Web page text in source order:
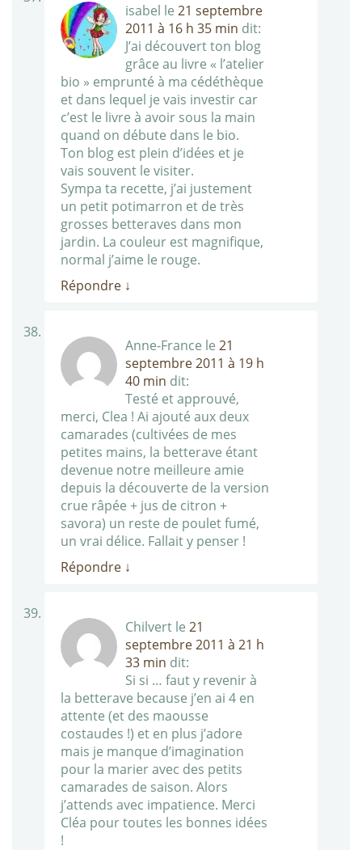
isabel le 21 septembre
2011 à 16 h 35 min dit:
J’ai découvert ton blog
grâce au livre « l’atelier
bio » emprunté à ma cédéthèque
et dans lequel je vais investir car
c’est le livre à avoir sous la main
quand on débute dans le bio.
Ton blog est plein d’idées et je
vais souvent le visiter.
Sympa ta recette, j’ai justement
un petit potimarron et de très
grosses betteraves dans mon
jardin. La couleur est magnifique,
normal j’aime le rouge.
Répondre ↓
Anne-France le 21
septembre 2011 à 19 h
40 min dit:
Testé et approuvé,
merci, Clea ! Ai ajouté aux deux
camarades (cultivées de mes
petites mains, la betterave étant
devenue notre meilleure amie
depuis la découverte de la version
crue râpée + jus de citron +
savora) un reste de poulet fumé,
un vrai délice. Fallait y penser !
Répondre ↓
Chilvert le 21
septembre 2011 à 21 h
33 min dit:
Si si … faut y revenir à
la betterave because j’en ai 4 en
attente (et des maousse
costaudes !) et en plus j’adore
mais je manque d’imagination
pour la marier avec des petits
camarades de saison. Alors
j’attends avec impatience. Merci
Cléa pour toutes les bonnes idées
!